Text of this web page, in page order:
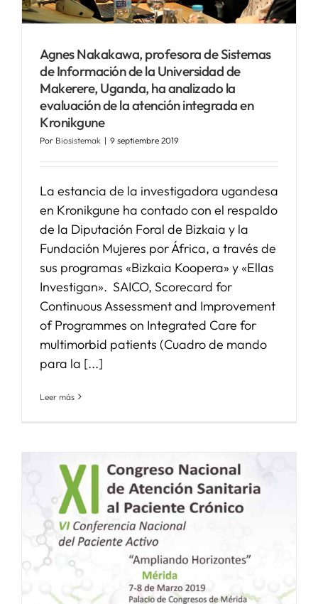
APOYO I+D+I
NOTICIAS
Agnes Nakakawa, profesora de Sistemas
de Información de la Universidad de
Makerere, Uganda, ha analizado la
evaluación de la atención integrada en
Kronikgune
Por Biosistemak | 9 septiembre 2019
La estancia de la investigadora ugandesa
en Kronikgune ha contado con el respaldo
de la Diputación Foral de Bizkaia y la
Fundación Mujeres por África, a través de
sus programas «Bizkaia Koopera» y «Ellas
Investigan». SAICO, Scorecard for
Continuous Assessment and Improvement
of Programmes on Integrated Care for
multimorbid patients (Cuadro de mando
para la [...]
Leer más